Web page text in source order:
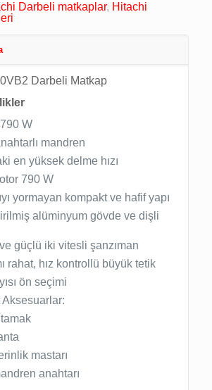
Darbeli matkaplar, Hitachi
Darbeli Matkap
W
mandren
en yüksek delme hızı
790 W
yormayan kompakt ve hafif yapı
alüminyum gövde ve dişli
güçlü iki vitesli şanzıman
rahat, hız kontrollü büyük tetik
ön seçimi
Aksesuarlar:
mastarı
anahtarı